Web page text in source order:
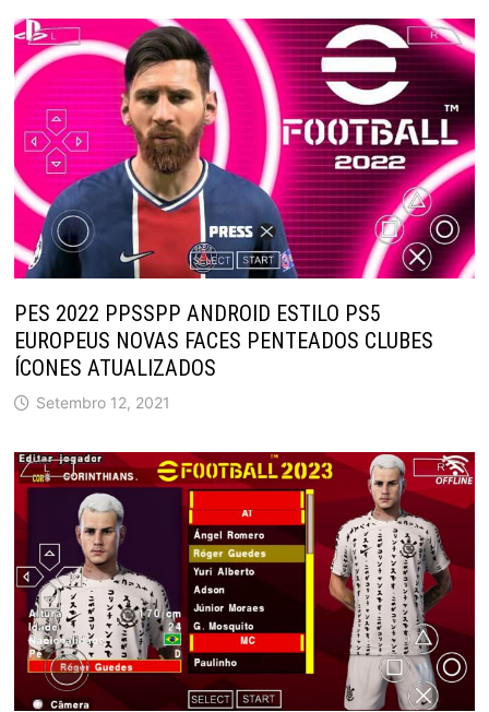
PES 2022 PPSSPP ANDROID ESTILO PS5
EUROPEUS NOVAS FACES PENTEADOS CLUBES
ÍCONES ATUALIZADOS
Setembro 12, 2021